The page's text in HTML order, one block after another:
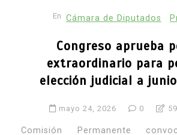
En Cámara de Diputados
Congreso aprueba
extraordinario para
elección judicial a
mayo 24, 2026 0
Comisión Permanente